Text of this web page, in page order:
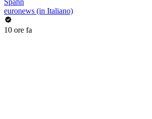
Spahn
euronews (in Italiano)
10 ore fa